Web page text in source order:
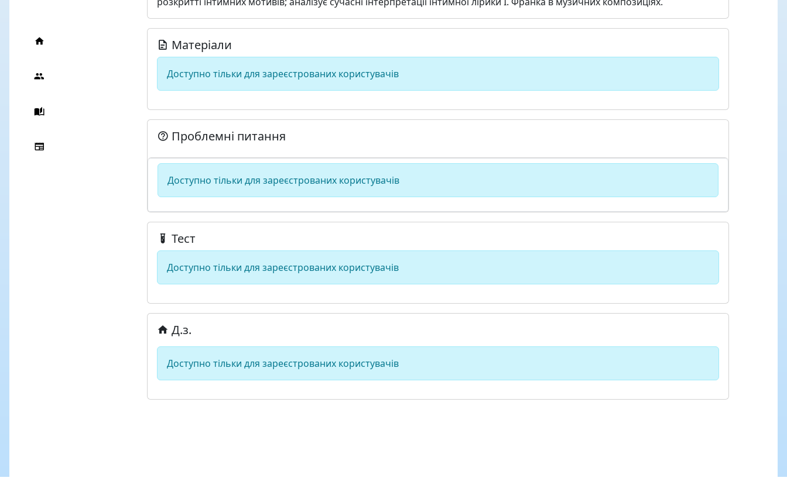
Матеріали
Доступно тільки для зареєстрованих користувачів
Проблемні питання
Доступно тільки для зареєстрованих користувачів
Тест
Доступно тільки для зареєстрованих користувачів
Д.з.
Доступно тільки для зареєстрованих користувачів